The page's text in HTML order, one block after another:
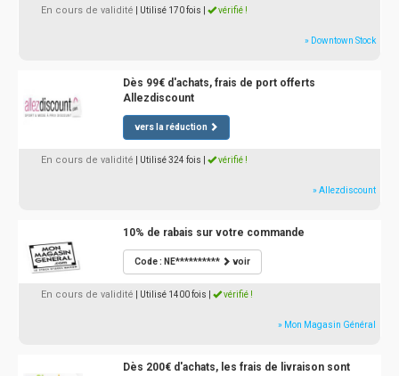
En cours de validité | Utilisé 170 fois vérifié !
» Downtown Stock
Dès 99€ d'achats, frais de port offerts
Allezdiscount
vers la réduction
En cours de validité | Utilisé 324 fois vérifié !
» Allezdiscount
10% de rabais sur votre commande
Code : NE********** voir
En cours de validité | Utilisé 1400 fois vérifié !
» Mon Magasin Général
Dès 200€ d'achats, les frais de livraison sont